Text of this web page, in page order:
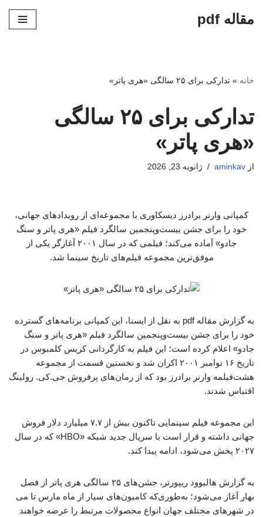
مقاله pdf
خانه » تدارکی برای ۲۵ سالگی «هری پاتر»
تدارکی برای ۲۵ سالگی
«هری پاتر»
از aminkav ژانویه 23, 2026
کمپانی وارنر برادرز دیسکاوری با مجموعه‌ای از رویدادهای جهانی،
خود را برای جشن بیست‌وپنجمین سالگرد فیلم «هری پاتر و سنگ
جادو» آماده می‌کند؛ فیلمی که در سال ۲۰۰۱ آغازگر یکی از
موفق‌ترین مجموعه فیلم‌های تاریخ سینما شد.
به گزارش مقاله pdf به نقل از ایسنا، این کمپانی برنامه‌های گسترده
خود را برای جشن بیست‌وپنجمین سالگرد فیلم «هری پاتر و سنگ
جادو» اعلام کرده است؛ این فیلم به کارگردانی کریس کلمبوس در
تاریخ ۱۶ نوامبر ۲۰۰۱ اکران شد و نخستین قسمت از مجموعه
هشت‌فیلمه‌ وارنر برادرز بود که از رمان‌های پرفروش جی.کی. رولینگ
اقتباس شدند.
این مجموعه فیلم سینمایی تاکنون بیش از ۷.۷ میلیارد دلار فروش
جهانی داشته و قرار است با سریال جدید شبکه «HBO» که در سال
۲۰۲۷ پخش می‌شود، ادامه پیدا کند.
به گزارش هالیوود ریپورتر، جشن‌های ۲۵ سالگی هری پاتر از فصل
بهار آغاز می‌شود؛ به‌طوری‌که کامیون‌های سیار از ماه مارس تا می
در شهرهای مختلف جهان انواع محصولات مرتبط را عرضه خواهند